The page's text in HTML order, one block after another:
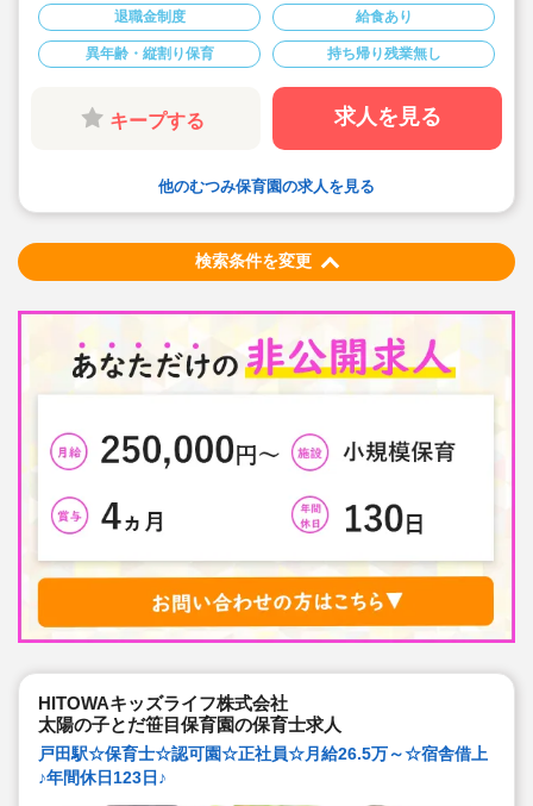
■扶養手当ほか手当ても充実しております。
■園児40名定員
■産休育休実績あり。家庭を持っても働ける環境です
■ひとり一人の個性を大切に。日常の保育を大事にして運
退職金制度 給食あり
異年齢・縦割り保育 持ち帰り残業無し
キープする 求人を見る
他のむつみ保育園の求人を見る
検索条件を変更
HITOWAキッズライフ株式会社
太陽の子とだ笹目保育園の保育士求人
戸田駅☆保育士☆認可園☆正社員☆月給26.5万～☆宿舎借上
♪年間休日123日♪